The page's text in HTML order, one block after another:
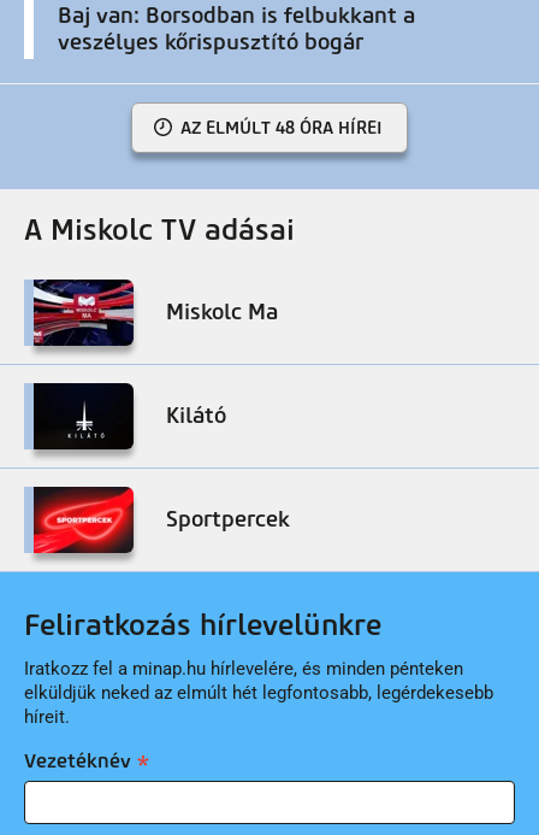
Baj van: Borsodban is felbukkant a
veszélyes kőrispusztító bogár
AZ ELMÚLT 48 ÓRA HÍREI
A Miskolc TV adásai
Miskolc Ma
Kilátó
Sportpercek
Feliratkozás hírlevelünkre
Iratkozz fel a minap.hu hírlevelére, és minden pénteken
elküldjük neked az elmúlt hét legfontosabb, legérdekesebb
híreit.
Vezetéknév